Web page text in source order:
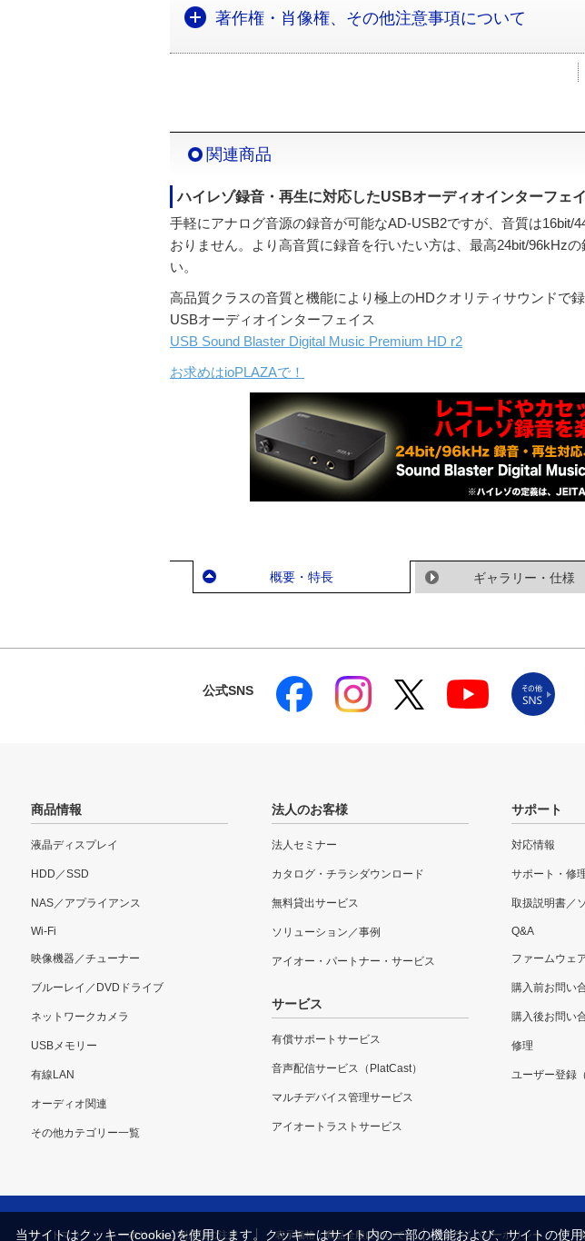
著作権・肖像権、その他注意事項について
関連商品
ハイレゾ録音・再生に対応したUSBオーディオインターフェ
手軽にアナログ音源の録音が可能なAD-USB2ですが、音質は16bit/
おりません。より高音質に録音を行いたい方は、最高24bit/96kHz
い。
高品質クラスの音質と機能により極上のHDクオリティサウンドで
USBオーディオインターフェイス
USB Sound Blaster Digital Music Premium HD r2
お求めはioPLAZAで！
概要・特長 ギャラリー・仕様
公式SNS
商品情報
液晶ディスプレイ
HDD／SSD
NAS／アプライアンス
Wi-Fi
映像機器／チューナー
ブルーレイ／DVDドライブ
ネットワークカメラ
USBメモリー
有線LAN
オーディオ関連
その他カテゴリー一覧
法人のお客様
法人セミナー
カタログ・チラシダウンロード
無料貸出サービス
ソリューション／事例
アイオー・パートナー・サービス
サービス
有償サポートサービス
音声配信サービス（PlatCast）
マルチデバイス管理サービス
アイオートラストサービス
サポート
対応情報
サポート・修
取扱説明書／
Q&A
ファームウェ
購入前お問い
購入後お問い
修理
ユーザー登録
サイトマップ 本サイトご利用上の注意 表示価格・商品全般について プライバシーポリシー
当サイトはクッキー(cookie)を使用します。クッキーはサイト内の一部の機能および、サイトの使